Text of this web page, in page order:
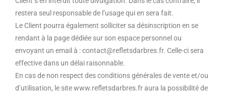
restera seul responsable de l’usage qui en sera fait.
Le Client pourra également solliciter sa désinscription en se
rendant à la page dédiée sur son espace personnel ou
envoyant un email à : contact@refletsdarbres.fr. Celle-ci sera
effective dans un délai raisonnable.
En cas de non respect des conditions générales de vente et/ou
d’utilisation, le site www.refletsdarbres.fr aura la possibilité de